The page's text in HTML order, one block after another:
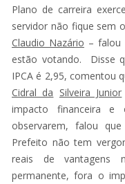
Plano de carreira
servidor não fique sem
Claudio Nazário – falou
estão votando. Disse
IPCA é 2,95, comentou
Cidral da Silveira Junior
impacto financeira e
observarem, falou
Prefeito não tem
reais de vantagens
permanente, fora o